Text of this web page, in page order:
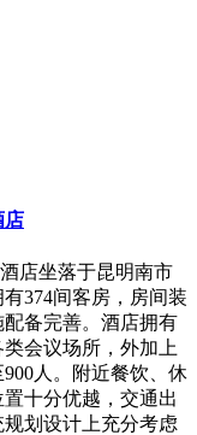
店
店坐落于昆明南市
374间客房，房间装
备完善。酒店拥有
会议场所，外加上
人。附近餐饮、休
十分优越，交通出
划设计上充分考虑